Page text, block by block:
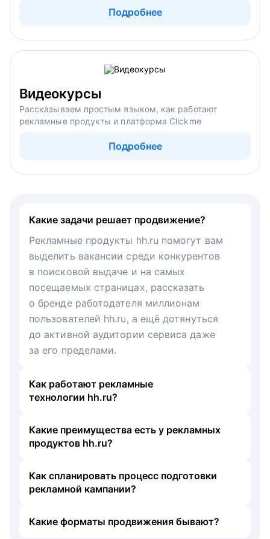
Подробнее
Видеокурсы
Рассказываем простым языком, как работают
рекламные продукты и платформа Clickme
Подробнее
Какие задачи решает продвижение?
Рекламные продукты hh.ru помогут вам
выделить вакансии среди конкурентов
в поисковой выдаче и на самых
посещаемых страницах, рассказать
о бренде работодателя миллионам
пользователей hh.ru, а ещё дотянуться
до активной аудитории сервиса даже
за его пределами.
Как работают рекламные
технологии hh.ru?
Какие преимущества есть у рекламных
продуктов hh.ru?
Как спланировать процесс подготовки
рекламной кампании?
Какие форматы продвижения бывают?